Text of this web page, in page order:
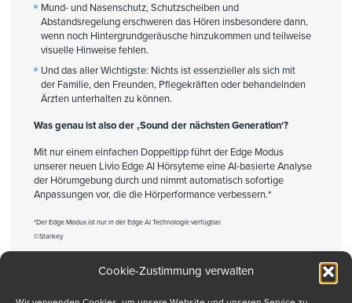
Cookie-Zustimmung verwalten
Mund- und Nasenschutz, Schutzscheiben und
Abstandsregelung erschweren das Hören insbesondere dann,
wenn noch Hintergrundgeräusche hinzukommen und teilweise
visuelle Hinweise fehlen.
Und das aller Wichtigste: Nichts ist essenzieller als sich mit
der Familie, den Freunden, Pflegekräften oder behandelnden
Ärzten unterhalten zu können.
Was genau ist also der ‚Sound der nächsten Generation‘?
Mit nur einem einfachen Doppeltipp führt der Edge Modus
unserer neuen Livio Edge AI Hörsyteme eine AI-basierte Analyse
der Hörumgebung durch und nimmt automatisch sofortige
Anpassungen vor, die die Hörperformance verbessern.*
*Der Edge Modus ist nur in der Edge AI Technologie verfügbar.
©Starkey